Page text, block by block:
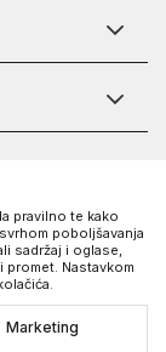
zadržana.
pravilno te kako
poboljšavanja
sadržaj i oglase,
Nastavkom
Marketing